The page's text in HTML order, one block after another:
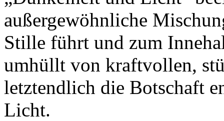
außergewöhnliche
Stille führt und zum
umhüllt von kraftvollen,
letztendlich die Botschaft
Licht.